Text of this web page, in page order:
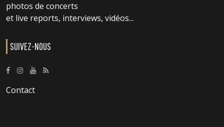
photos de concerts
et live reports, interviews, vidéos...
SUIVEZ-NOUS
Contact